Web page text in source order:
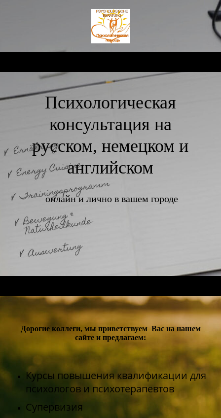
Психологическая
консультация на
русском, немецком и
английском
онлайн и лично в вашем городе
Дорогие коллеги, мы приветствуем Вас на нашем
сайте и предлагаем:
Курсы повышения квалификации для
психологов и психотерапевтов
Супервизия